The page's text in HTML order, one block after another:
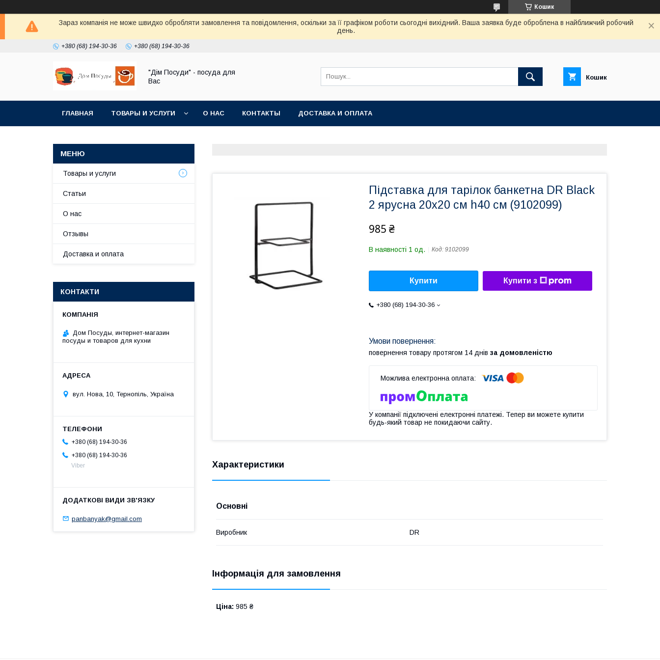
Кошик
Зараз компанія не може швидко обробляти замовлення та повідомлення, оскільки за її графіком роботи сьогодні вихідний. Ваша заявка буде оброблена в найближчий робочий
день.
+380 (68) 194-30-36 +380 (68) 194-30-36
"Дім Посуди" - посуда для
Вас
Кошик
ГЛАВНАЯ ТОВАРЫ И УСЛУГИ О НАС КОНТАКТЫ ДОСТАВКА И ОПЛАТА
Підставка для тарілок банкетна DR Black
2 ярусна 20х20 см h40 см (9102099)
985 ₴
В наявності 1 од. Код: 9102099
Купити Купити з
+380 (68) 194-30-36
повернення товару протягом 14 днів за домовленістю
У компанії підключені електронні платежі. Тепер ви можете купити
будь-який товар не покидаючи сайту.
Характеристики
Основні
Виробник DR
Інформація для замовлення
Ціна: 985 ₴
Товары и услуги
Статьи
О нас
Отзывы
Доставка и оплата
КОНТАКТИ
Дом Посуды, интернет-магазин
посуды и товаров для кухни
вул. Нова, 10, Тернопіль, Україна
+380 (68) 194-30-36
+380 (68) 194-30-36
Viber
panbanyak@gmail.com